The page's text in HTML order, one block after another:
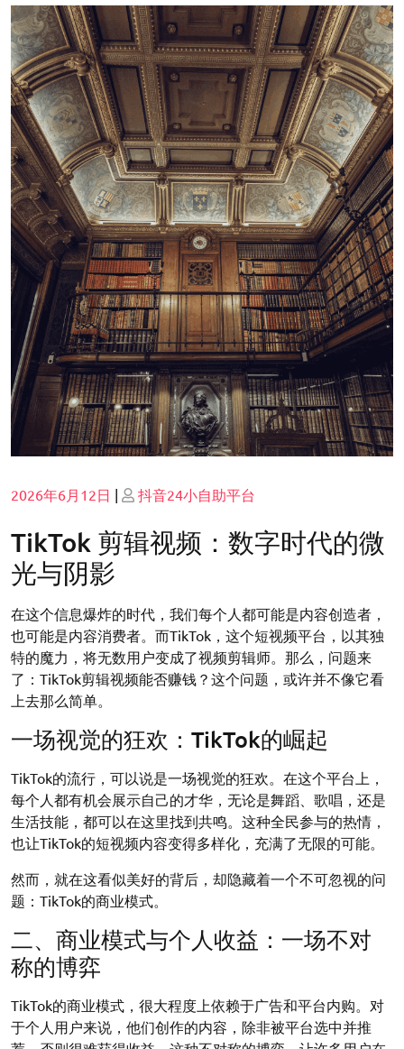
Posted
2026年6月12日 | Posted
抖音24小自助平台
TikTok 剪辑视频：数字时代的微
光与阴影
在这个信息爆炸的时代，我们每个人都可能是内容创造者，
也可能是内容消费者。而TikTok，这个短视频平台，以其独
特的魔力，将无数用户变成了视频剪辑师。那么，问题来
了：TikTok剪辑视频能否赚钱？这个问题，或许并不像它看
上去那么简单。
一场视觉的狂欢：TikTok的崛起
TikTok的流行，可以说是一场视觉的狂欢。在这个平台上，
每个人都有机会展示自己的才华，无论是舞蹈、歌唱，还是
生活技能，都可以在这里找到共鸣。这种全民参与的热情，
也让TikTok的短视频内容变得多样化，充满了无限的可能。
然而，就在这看似美好的背后，却隐藏着一个不可忽视的问
题：TikTok的商业模式。
二、商业模式与个人收益：一场不对
称的博弈
TikTok的商业模式，很大程度上依赖于广告和平台内购。对
于个人用户来说，他们创作的内容，除非被平台选中并推